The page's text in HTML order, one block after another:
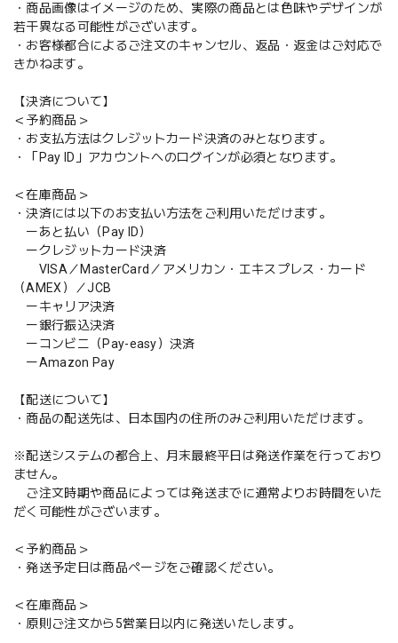
・商品画像はイメージのため、実際の商品とは色味やデザインが
若干異なる可能性がございます。
・お客様都合によるご注文のキャンセル、返品・返金はご対応で
きかねます。
【決済について】
＜予約商品＞
・お支払方法はクレジットカード決済のみとなります。
・「Pay ID」アカウントへのログインが必須となります。
＜在庫商品＞
・決済には以下のお支払い方法をご利用いただけます。
ーあと払い（Pay ID）
ークレジットカード決済
VISA／MasterCard／アメリカン・エキスプレス・カード
（AMEX）／JCB
ーキャリア決済
ー銀行振込決済
ーコンビニ（Pay-easy）決済
ーAmazon Pay
【配送について】
・商品の配送先は、日本国内の住所のみご利用いただけます。
※配送システムの都合上、月末最終平日は発送作業を行っており
ません。
ご注文時期や商品によっては発送までに通常よりお時間をいた
だく可能性がございます。
＜予約商品＞
・発送予定日は商品ページをご確認ください。
＜在庫商品＞
・原則ご注文から5営業日以内に発送いたします。